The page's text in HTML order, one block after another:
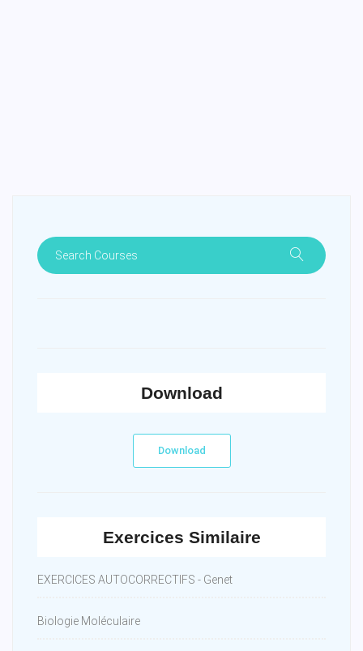
Download
Download
Exercices Similaire
EXERCICES AUTOCORRECTIFS - Genet
Biologie Moléculaire